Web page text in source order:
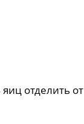
отделить от